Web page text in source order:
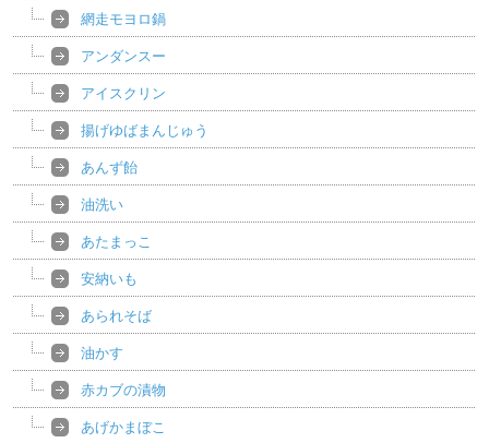
網走モヨロ鍋
アンダンスー
アイスクリン
揚げゆばまんじゅう
あんず飴
油洗い
あたまっこ
安納いも
あられそば
油かす
赤カブの漬物
あげかまぼこ